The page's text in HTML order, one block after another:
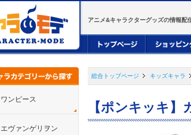
アニメ&キャラクターグッズの情報配
ワンピース
エヴァンゲリヲン
総合トップページ キッズキャラ
【ポンキッキ